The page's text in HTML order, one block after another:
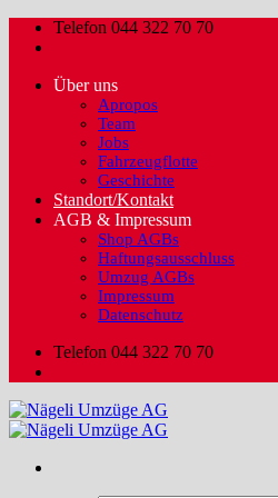
Zum
Inhalt
Telefon 044 322 70 70
Über uns
Apropos
Team
Jobs
Fahrzeugflotte
Geschichte
Standort/Kontakt
AGB & Impressum
Shop AGBs
Haftungsausschluss
Umzug AGBs
Impressum
Datenschutz
Telefon 044 322 70 70